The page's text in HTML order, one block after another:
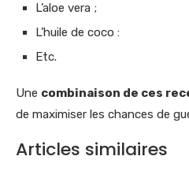
L’aloe vera ;
L’huile de coco :
Etc.
Une combinaison de ces
de maximiser les chances de
Articles similaires